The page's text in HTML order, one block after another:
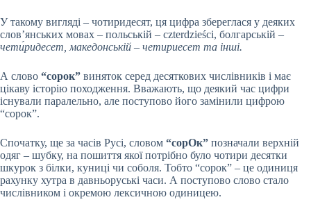
У такому вигляді – чотиридесят, ця цифра збереглася у деяких
слов’янських мовах – польській – czterdzieści, болгарській –
чети́ридесет, македонській – четириесет та інші.
А слово “сорок” виняток серед десяткових числівників і має
цікаву історію походження. Вважають, що деякий час цифри
існували паралельно, але поступово його замінили цифрою
“сорок”.
Спочатку, ще за часів Русі, словом “сорОк” позначали верхній
одяг – шубку, на пошиття якої потрібно було чотири десятки
шкурок з білки, куниці чи соболя. Тобто “сорок” – це одиниця
рахунку хутра в давньоруські часи. А поступово слово стало
числівником і окремою лексичною одиницею.